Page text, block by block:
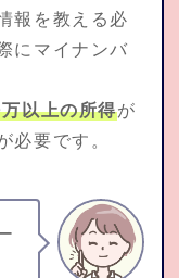
報を教える必
にマイナンバ
以上の所得が
必要です。